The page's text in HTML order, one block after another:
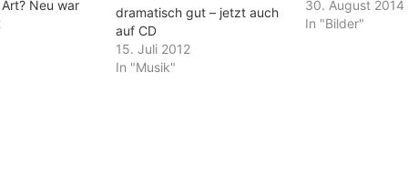
Neu war
auch für
gesinnte
dramatisch gut – jetzt auch
auf CD
15. Juli 2012
In "Musik"
Schmelzwasser
Gletscher, deren
30. August 2014
In "Bilder"